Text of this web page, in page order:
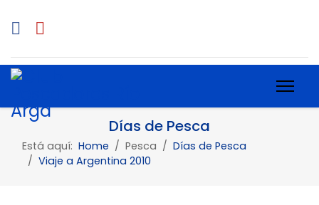
Días de Pesca
Está aquí: Home Pesca
Días de Pesca
Viaje a Argentina 2010